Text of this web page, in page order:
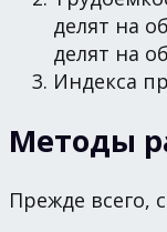
делят на
делят на
Индекса
Методы
Прежде всего,